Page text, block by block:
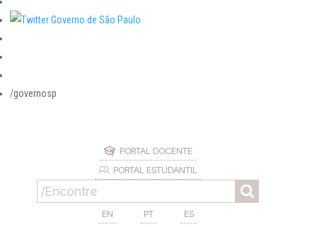
/governosp
PORTAL DOCENTE
PORTAL ESTUDANTIL
EN PT ES